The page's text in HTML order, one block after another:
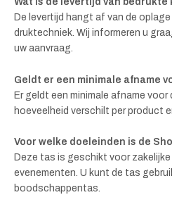
De levertijd hangt af van de
druktechniek. Wij informeren u
uw aanvraag.
Geldt er een minimale afname
Er geldt een minimale afname
hoeveelheid verschilt per product
Voor welke doeleinden is de
Deze tas is geschikt voor
evenementen. U kunt de tas
boodschappentas.